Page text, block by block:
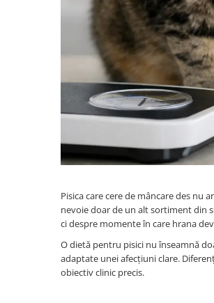
Pisica care cere de mâncare des nu
nevoie doar de un alt sortiment din
ci despre momente în care hrana
O dietă pentru pisici nu înseamnă
adaptate unei afecțiuni clare.
obiectiv clinic precis.